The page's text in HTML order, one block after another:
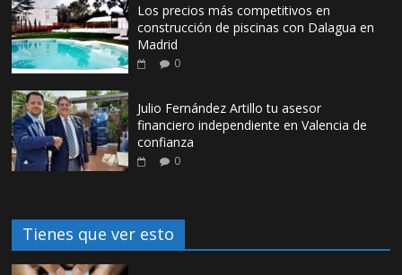
Los precios más competitivos en
construcción de piscinas con Dalagua en
Madrid
0
Julio Fernández Artillo tu asesor
financiero independiente en Valencia de
confianza
0
Tienes que ver esto